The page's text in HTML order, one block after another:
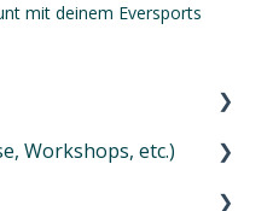
mit deinem Eversports
Manager
Manager
Workshops, etc.)